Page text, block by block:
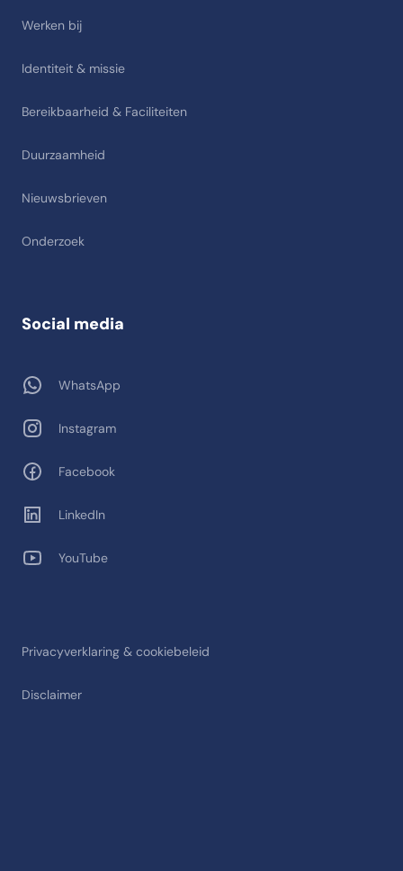
Werken bij
Identiteit & missie
Bereikbaarheid & Faciliteiten
Duurzaamheid
Nieuwsbrieven
Onderzoek
Privacyverklaring & cookiebeleid
Disclaimer
Social media
WhatsApp
Instagram
Facebook
LinkedIn
YouTube